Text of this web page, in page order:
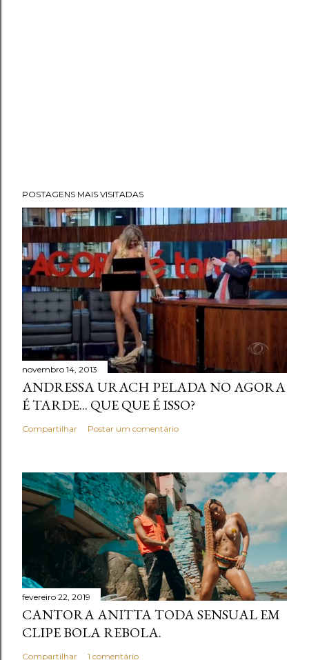
POSTAGENS MAIS VISITADAS
novembro 14, 2013
ANDRESSA URACH PELADA NO AGORA
É TARDE... QUE QUE É ISSO?
Compartilhar Postar um comentário
fevereiro 22, 2019
CANTORA ANITTA TODA SENSUAL EM
CLIPE BOLA REBOLA.
Compartilhar 1 comentário